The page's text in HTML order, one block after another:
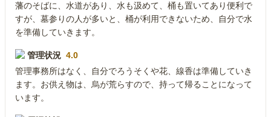
藩のそばに、水道があり、水も汲めて、桶も置いてあり便利で
すが、墓参りの人が多いと、桶が利用できないため、自分で水
を準備していきます。
管理状況 4.0
管理事務所はなく、自分でろうそくや花、線香は準備していき
ます。お供え物は、烏が荒らすので、持って帰ることになって
います。